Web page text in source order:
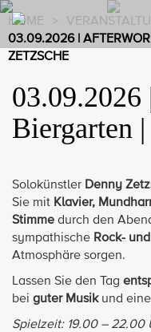
HOME >
03.09.2026 |
ZETZSCHE
Biergarten
Solokünstler Denny
Sie mit Klavier,
Stimme durch den
sympathische Rock-
Atmosphäre sorgen.
Lassen Sie den Tag
bei guter Musikund
Spielzeit: 19.00 – 22.00